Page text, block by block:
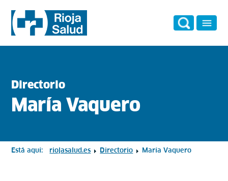
Directorio
María Vaquero
Está aquí: riojasalud.es Directorio María Vaquero